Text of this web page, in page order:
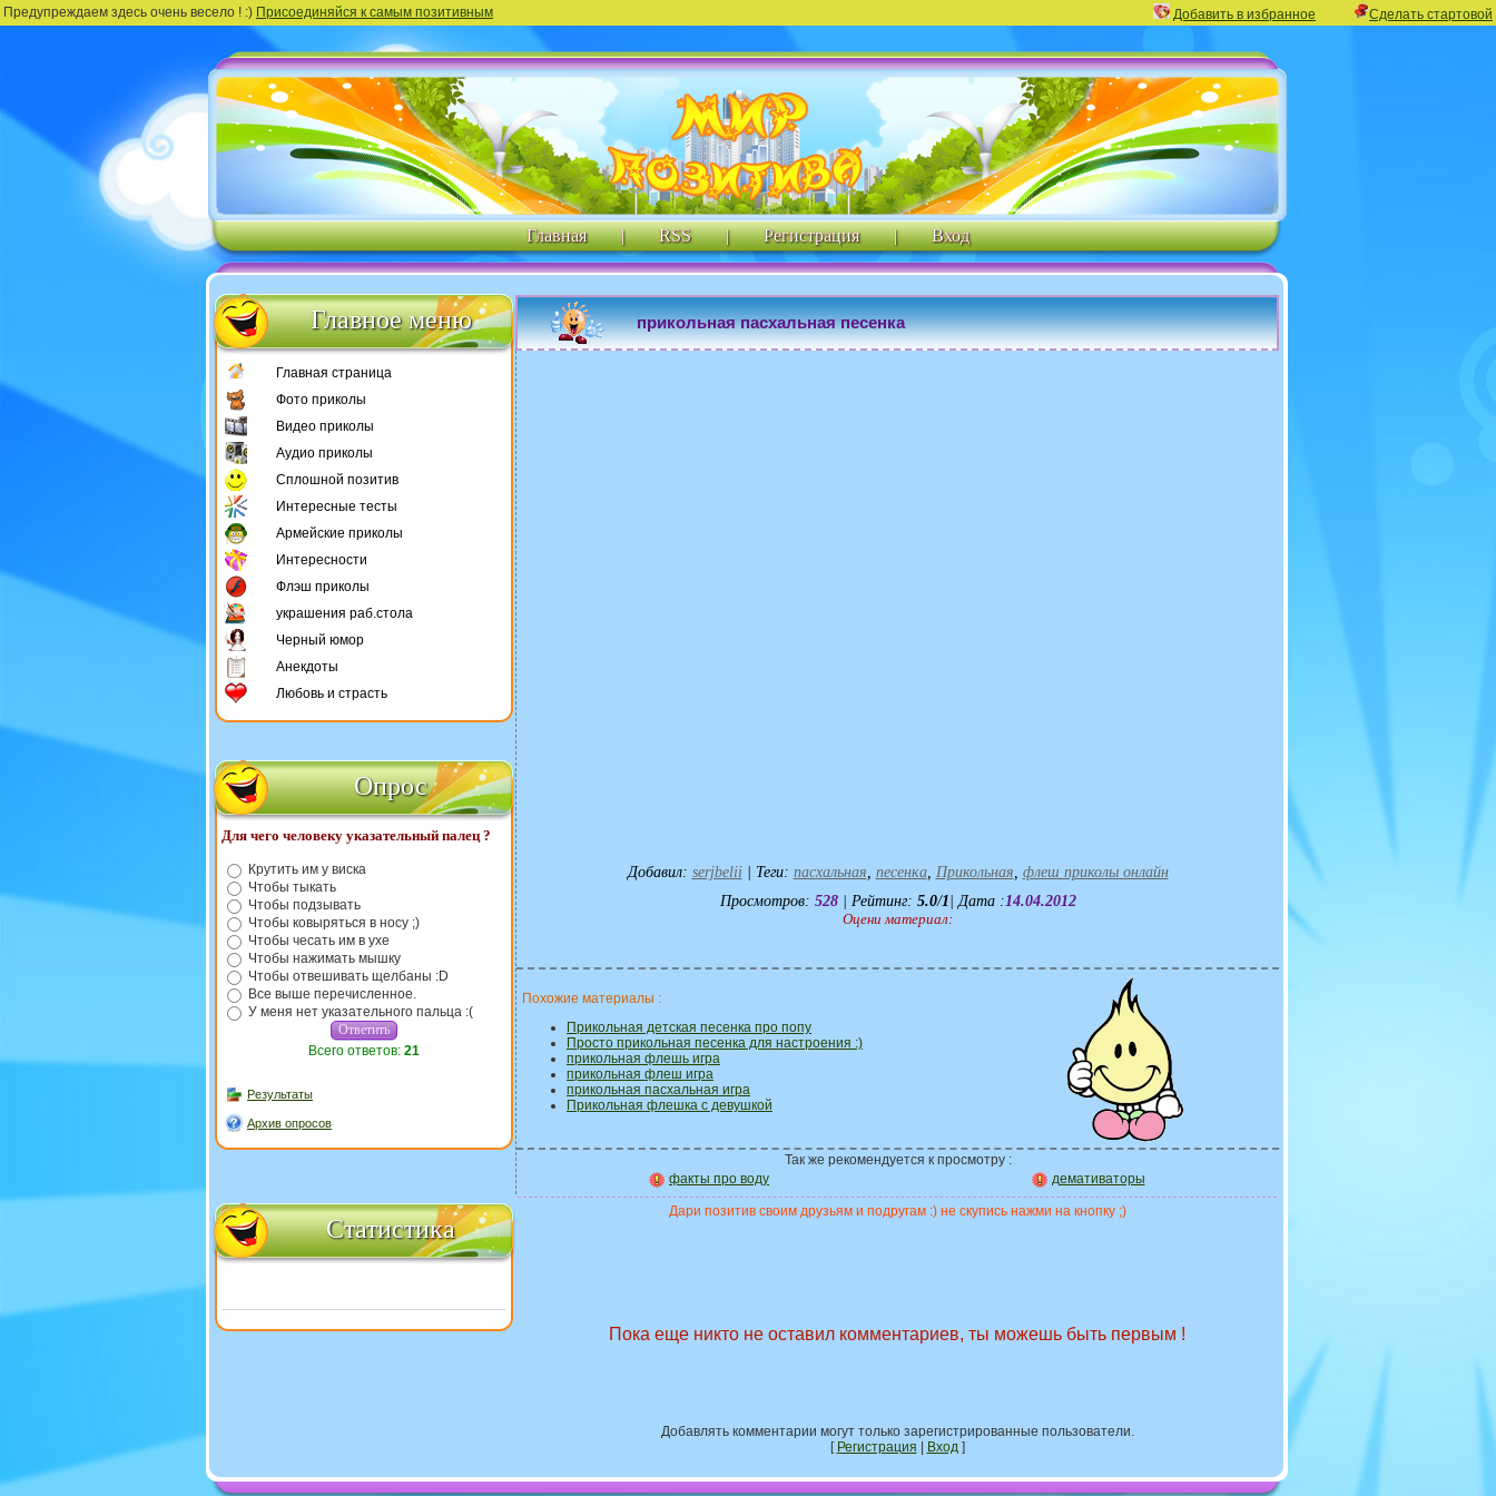
Предупреждаем здесь очень весело ! :) Присоединяйся к самым позитивным Добавить в избранное Сделать стартовой
Главная | RSS | Регистрация | Вход
Главное меню
Главная страница
Фото приколы
Видео приколы
Аудио приколы
Сплошной позитив
Интересные тесты
Армейские приколы
Интересности
Флэш приколы
украшения раб.стола
Черный юмор
Анекдоты
Любовь и страсть
Опрос
Для чего человеку указательный палец ?
Крутить им у виска
Чтобы тыкать
Чтобы подзывать
Чтобы ковыряться в носу ;)
Чтобы чесать им в ухе
Чтобы нажимать мышку
Чтобы отвешивать щелбаны :D
Все выше перечисленное.
У меня нет указательного пальца :(
Всего ответов: 21
Результаты
Архив опросов
Статистика
прикольная пасхальная песенка
Добавил: serjbelii| Теги: пасхальная, песенка, Прикольная, флеш приколы онлайн
Просмотров: 528| Рейтинг: 5.0/1 | Дата :14.04.2012
Оцени материал:
Похожие материалы :
Прикольная детская песенка про попу
Просто прикольная песенка для настроения :)
прикольная флешь игра
прикольная флеш игра
прикольная пасхальная игра
Прикольная флешка с девушкой
Так же рекомендуется к просмотру :
факты про воду
демативаторы
Дари позитив своим друзьям и подругам :) не скупись нажми на кнопку ;)
Пока еще никто не оставил комментариев, ты можешь быть первым !
Добавлять комментарии могут только зарегистрированные пользователи.
[ Регистрация Вход]